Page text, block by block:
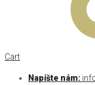
Cart
Napíšte nám: